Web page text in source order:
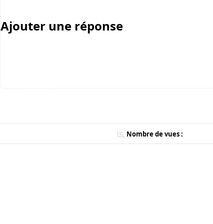
Ajouter une réponse
Nombre de vues :